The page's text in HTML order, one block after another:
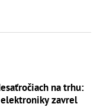
na trhu:
zavrel